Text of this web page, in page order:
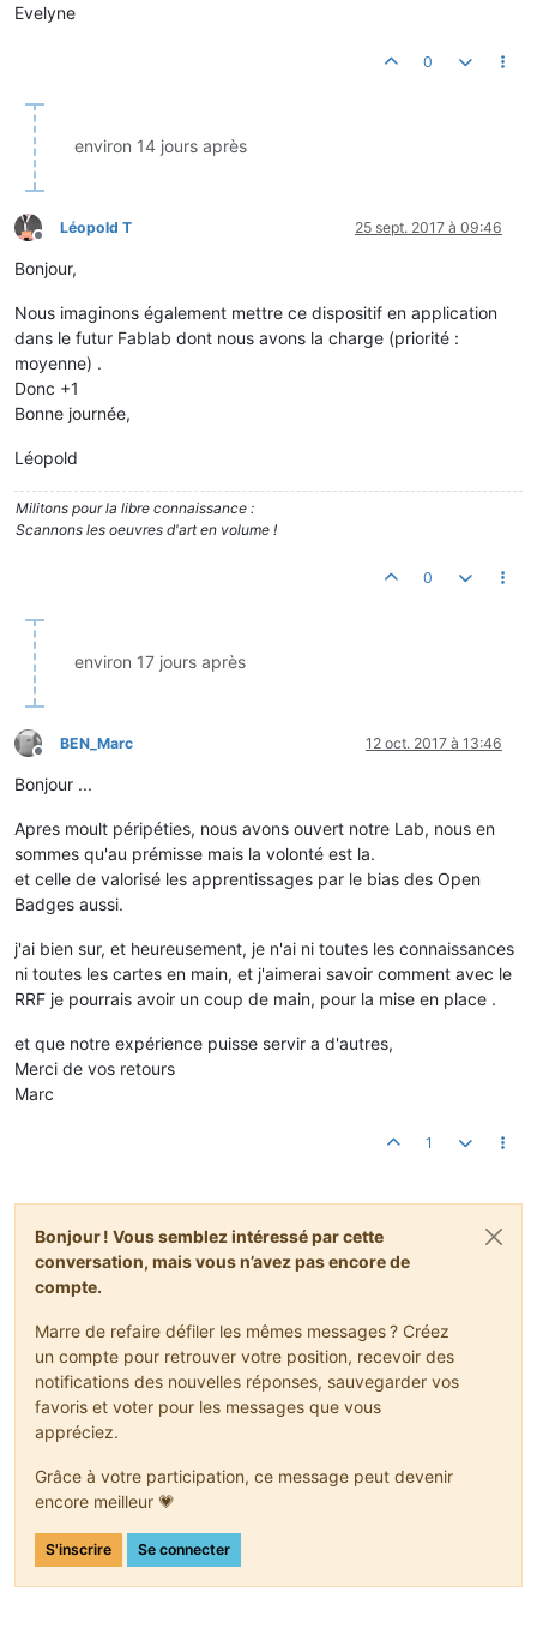
Evelyne
0
environ 14 jours après
Hors-ligne
Léopold T 25 sept. 2017 à 09:46
Bonjour,
Nous imaginons également mettre ce dispositif en application
dans le futur Fablab dont nous avons la charge (priorité :
moyenne) .
Donc +1
Bonne journée,
Léopold
Militons pour la libre connaissance :
Scannons les oeuvres d'art en volume !
0
environ 17 jours après
Hors-ligne
BEN_Marc 12 oct. 2017 à 13:46
Bonjour ...
Apres moult péripéties, nous avons ouvert notre Lab, nous en
sommes qu'au prémisse mais la volonté est la.
et celle de valorisé les apprentissages par le bias des Open
Badges aussi.
j'ai bien sur, et heureusement, je n'ai ni toutes les connaissances
ni toutes les cartes en main, et j'aimerai savoir comment avec le
RRF je pourrais avoir un coup de main, pour la mise en place .
et que notre expérience puisse servir a d'autres,
Merci de vos retours
Marc
1
Bonjour ! Vous semblez intéressé par cette
conversation, mais vous n’avez pas encore de
compte.
Marre de refaire défiler les mêmes messages ? Créez
un compte pour retrouver votre position, recevoir des
notifications des nouvelles réponses, sauvegarder vos
favoris et voter pour les messages que vous
appréciez.
Grâce à votre participation, ce message peut devenir
encore meilleur 💗
S'inscrire Se connecter